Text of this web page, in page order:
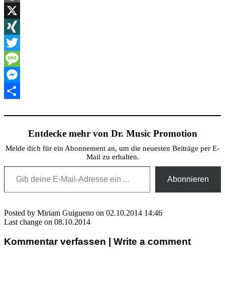
WordPress
X
XING
Twitter
Message
Messenger
Entdecke mehr von Dr. Music Promotion
Melde dich für ein Abonnement an, um die neuesten Beiträge per E-
Mail zu erhalten.
Gib deine E-Mail-Adresse ein ...
Abonnieren
Posted by Miriam Guigueno on 02.10.2014 14:46
Last change on 08.10.2014
Kommentar verfassen | Write a comment